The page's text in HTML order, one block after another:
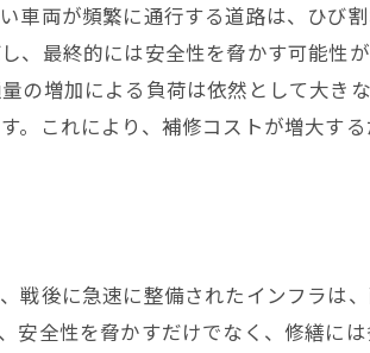
車両が頻繁に通行する道路は、ひび
、最終的には安全性を脅かす可能性
の増加による負荷は依然として大き
。これにより、補修コストが増大す
戦後に急速に整備されたインフラは
安全性を脅かすだけでなく、修繕に